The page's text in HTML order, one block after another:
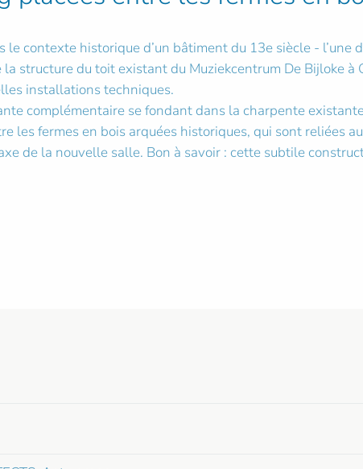
contexte historique d’un bâtiment du 13e siècle - l’une
structure du toit existant du Muziekcentrum De Bijloke à
installations techniques.
complémentaire se fondant dans la charpente
les fermes en bois arquées historiques, qui sont reliées
de la nouvelle salle. Bon à savoir : cette subtile